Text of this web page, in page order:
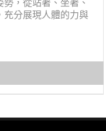
，從站著、坐著、
充分展現人體的力與